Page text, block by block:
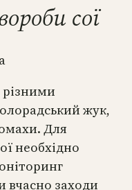
сої
жук,
Для
необхідно
вчасно заходи